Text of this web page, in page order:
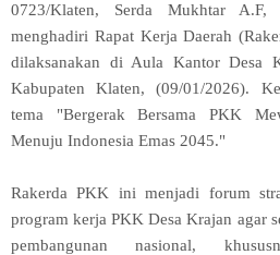
0723/Klaten, Serda Mukhtar A.F,
menghadiri Rapat Kerja Daerah
dilaksanakan di Aula Kantor Desa
Kabupaten Klaten, (09/01/2026).
tema "Bergerak Bersama PKK
Menuju Indonesia Emas 2045."
Rakerda PKK ini menjadi forum
program kerja PKK Desa Krajan agar
pembangunan nasional,